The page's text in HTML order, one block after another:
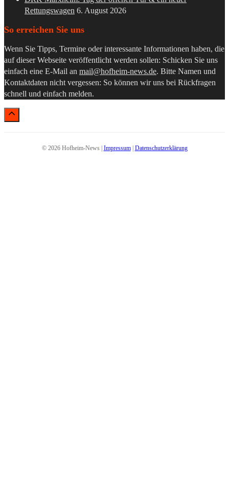
Rettungswagen 6. August 2026
So erreichen Sie uns
Wenn Sie Tipps, Termine oder interessante Informationen haben, die
auf dieser Webseite veröffentlicht werden sollen: Schicken Sie uns
einfach eine E-Mail an mail@hofheim-news.de. Bitte Namen und
Kontaktdaten nicht vergessen: So können wir uns bei Rückfragen
schnell und einfach melden.
© 2026 Hofheim-News | Impressum| Datenschutzerklärung